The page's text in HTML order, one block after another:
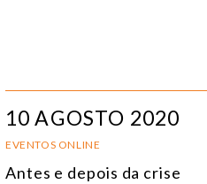
10 AGOSTO 2020
EVENTOS ONLINE
Antes e depois da crise